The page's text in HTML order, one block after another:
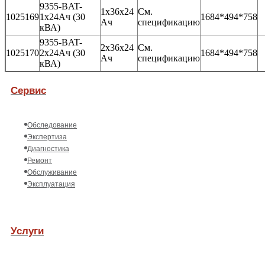
1025169
9355-BAT-
1x24Ач (30
кВА)
1x36x24
Ач
См.
спецификацию
1684*494*758
1025170
9355-BAT-
2x24Ач (30
кВА)
2x36x24
Ач
См.
спецификацию
1684*494*758
Сервис
Обследование
Экспертиза
Диагностика
Ремонт
Обслуживание
Эксплуатация
Услуги